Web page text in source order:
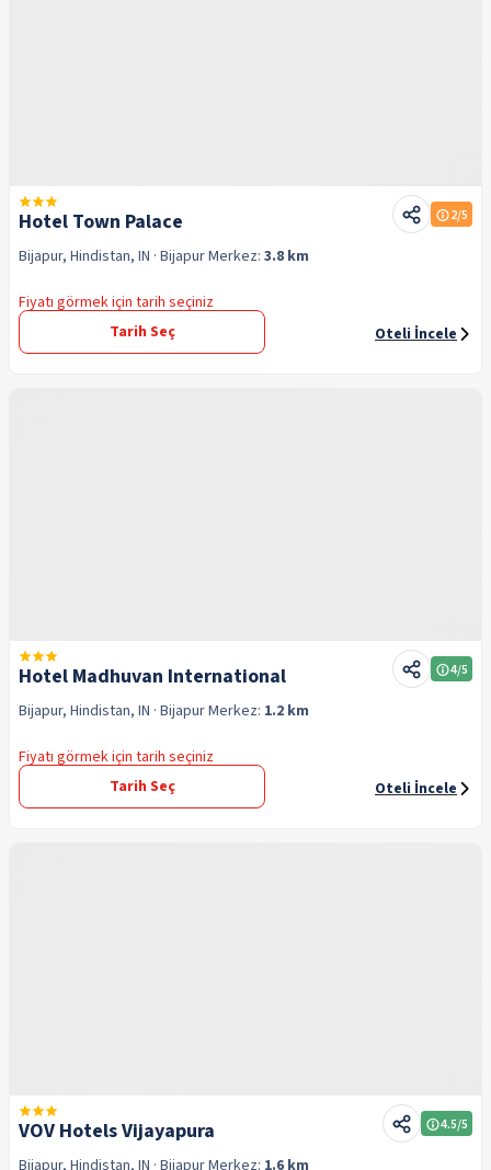
Hotel Town Palace 2/5
Bijapur, Hindistan, IN · BijapurMerkez: 3.8 km
Fiyatı görmek için tarih seçiniz
Tarih Seç
Oteli İncele
Hotel Madhuvan International 4/5
Bijapur, Hindistan, IN · BijapurMerkez: 1.2 km
Fiyatı görmek için tarih seçiniz
Tarih Seç
Oteli İncele
VOV Hotels Vijayapura 4.5/5
Bijapur, Hindistan, IN · BijapurMerkez: 1.6 km